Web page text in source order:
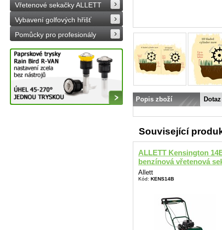
Vřetenové sekačky ALLETT
Vybavení golfových hřišť
Pomůcky pro profesionály
Popis zboží
Související
ALLETT Kensington
benzínová vřetenová
Allett
Kód: KENS14B